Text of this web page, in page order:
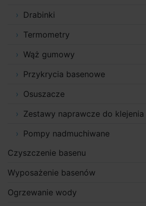
Drabinki
Termometry
Wąż gumowy
Przykrycia basenowe
Osuszacze
Zestawy naprawcze do klejenia
Pompy nadmuchiwane
Czyszczenie basenu
Wyposażenie basenów
Ogrzewanie wody